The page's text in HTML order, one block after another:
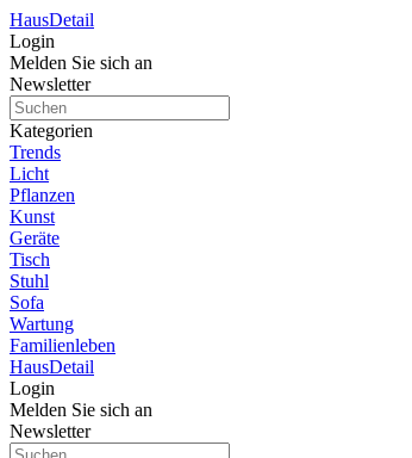
HausDetail
Login
Melden Sie sich an
Newsletter
Kategorien
Trends
Licht
Pflanzen
Kunst
Geräte
Tisch
Stuhl
Sofa
Wartung
Familienleben
HausDetail
Login
Melden Sie sich an
Newsletter